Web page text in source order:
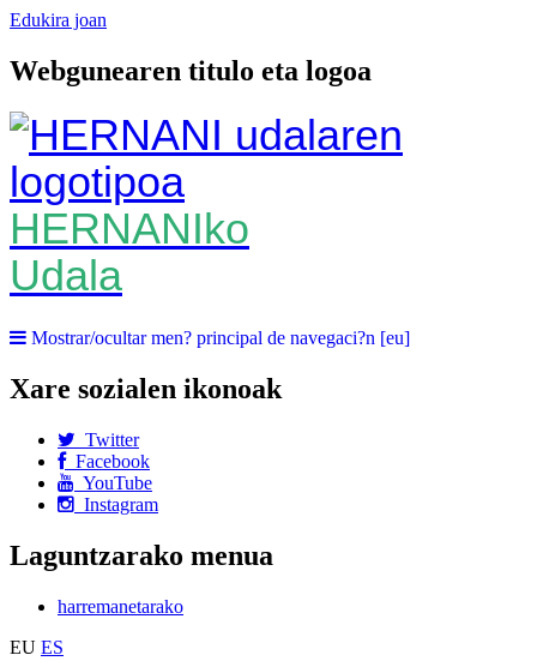
Edukira joan
Webgunearen titulo eta logoa
HERNANIko
Udala
Mostrar/ocultar men? principal de navegaci?n [eu]
Xare sozialen ikonoak
Twitter
Facebook
YouTube
Instagram
Laguntzarako menua
harremanetarako
EU ES